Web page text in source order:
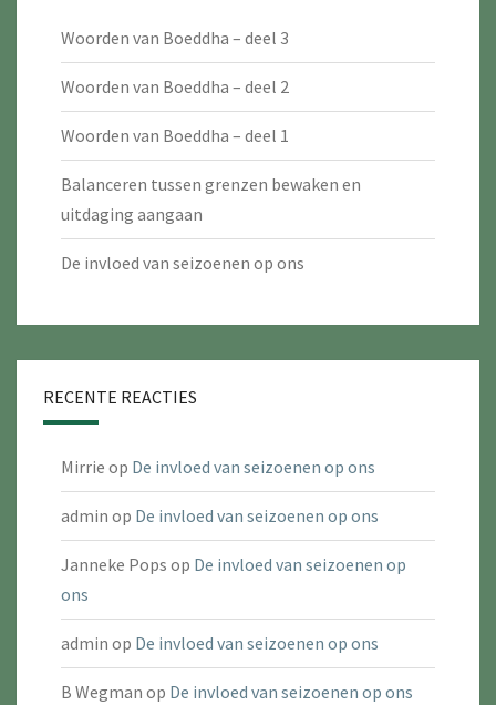
Woorden van Boeddha – deel 3
Woorden van Boeddha – deel 2
Woorden van Boeddha – deel 1
Balanceren tussen grenzen bewaken en
uitdaging aangaan
De invloed van seizoenen op ons
RECENTE REACTIES
Mirrie op De invloed van seizoenen op ons
admin op De invloed van seizoenen op ons
Janneke Pops op De invloed van seizoenen op
ons
admin op De invloed van seizoenen op ons
B Wegman op De invloed van seizoenen op ons